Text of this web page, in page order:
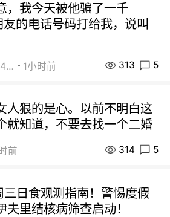
，我今天被他骗了一千
的电话号码打给我，说叫
街友78984738 1小时前 313 5
人狠的是心。以前不明白这
就知道，不要去找一个二婚
前 314 5
日食观测指南！警惕度假
里结核病筛查启动！